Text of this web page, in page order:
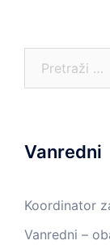
Vanredni
Koordinator
Vanredni –